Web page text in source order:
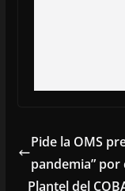
Pide la OMS
pandemia”
Plantel del